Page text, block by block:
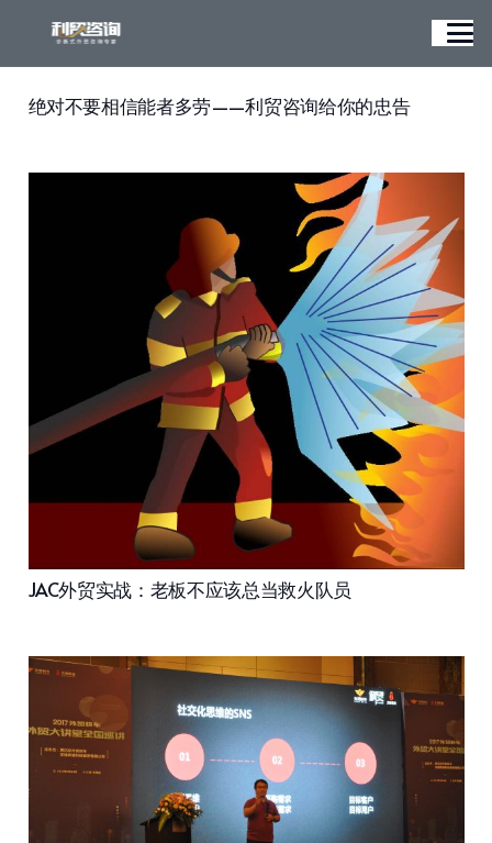
绝对不要相信能者多劳——利贸咨询给你的忠告
JAC外贸实战：老板不应该总当救火队员